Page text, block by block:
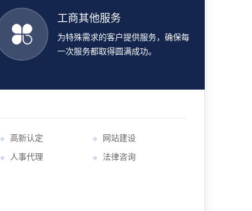
工商其他服务
为特殊需求的客户提供服务，确保每
一次服务都取得圆满成功。
高新认定 网站建设
人事代理 法律咨询